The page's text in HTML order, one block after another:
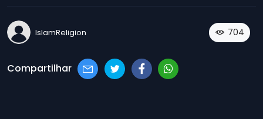
IslamReligion 704
Compartilhar